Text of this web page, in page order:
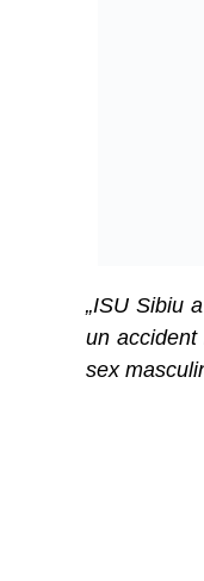
„ISU Sibiu
un accident
sex